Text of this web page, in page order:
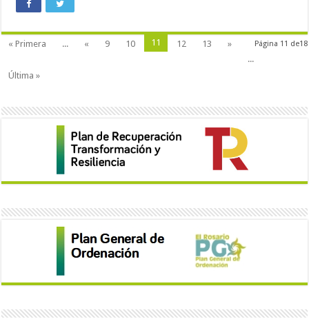
Página 11 de18
« Primera ... « 9 10 11 12 13
»
...
Última »